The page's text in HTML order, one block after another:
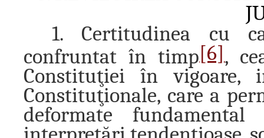
1. Certitudinea cu
confruntat în timp[6],
Constituţiei în
Constituţionale, care a
deformate